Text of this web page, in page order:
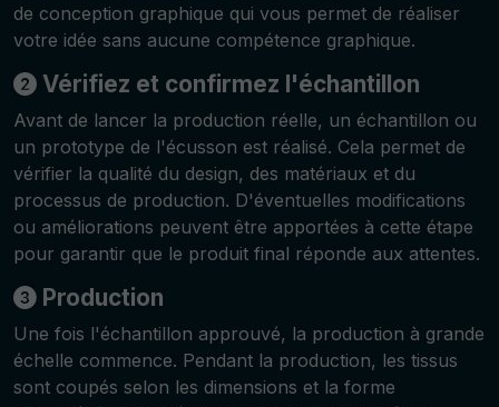
de conception graphique qui vous permet de réaliser
votre idée sans aucune compétence graphique.
Vérifiez et confirmez l'échantillon
Avant de lancer la production réelle, un échantillon ou
un prototype de l'écusson est réalisé. Cela permet de
vérifier la qualité du design, des matériaux et du
processus de production. D'éventuelles modifications
ou améliorations peuvent être apportées à cette étape
pour garantir que le produit final réponde aux attentes.
Production
Une fois l'échantillon approuvé, la production à grande
échelle commence. Pendant la production, les tissus
sont coupés selon les dimensions et la forme